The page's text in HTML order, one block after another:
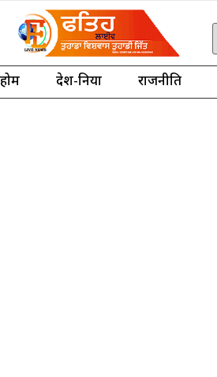
होम देश-दुनिया राजनीति